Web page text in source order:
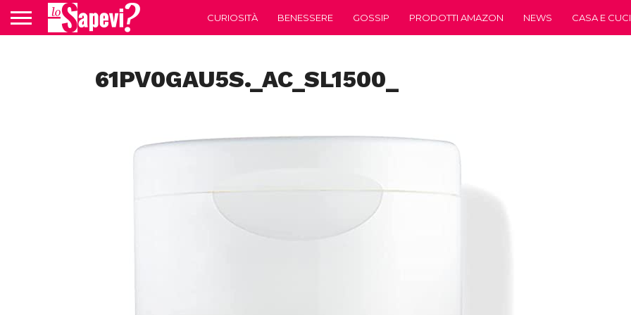
CURIOSITÀ BENESSERE GOSSIP PRODOTTI AMAZON NEWS CASA E
61PV0GAU5S._AC_SL1500_